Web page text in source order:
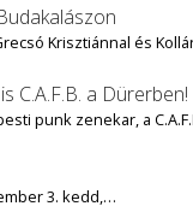
Krisztiánnal és
C.A.F.B. a Dürerben!
punk zenekar, a
3. kedd,…